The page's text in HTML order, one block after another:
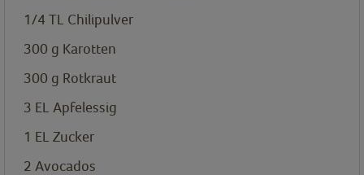
1/4 TL Chilipulver
300 g Karotten
300 g Rotkraut
3 EL Apfelessig
1 EL Zucker
2 Avocados